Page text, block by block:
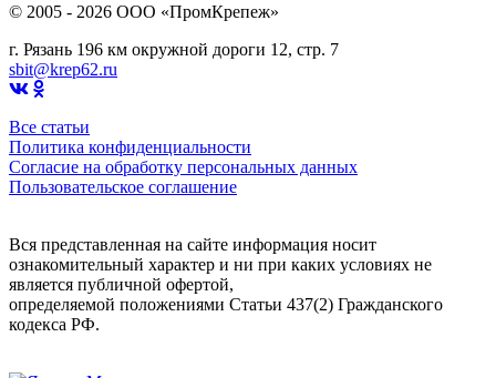
© 2005 - 2026 OOO «ПромКрепеж»
г. Рязань 196 км окружной дороги 12, стр. 7
sbit@krep62.ru
Все статьи
Политика конфиденциальности
Согласие на обработку персональных данных
Пользовательское соглашение
Вся представленная на сайте информация носит
ознакомительный характер и ни при каких условиях не
является публичной офертой,
определяемой положениями Статьи 437(2) Гражданского
кодекса РФ.